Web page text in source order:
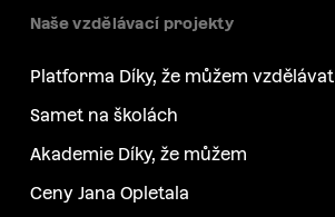
Naše vzdělávací projekty
Platforma Díky, že můžem vzdělávat
Samet na školách
Akademie Díky, že můžem
Ceny Jana Opletala